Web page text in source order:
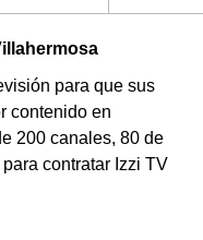
para que sus
contenido en
200 canales, 80 de
contratar Izzi TV